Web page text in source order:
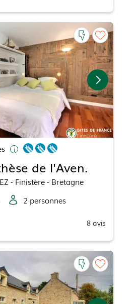
de l'Aven.
- Finistère - Bretagne
2 personnes
8 avis